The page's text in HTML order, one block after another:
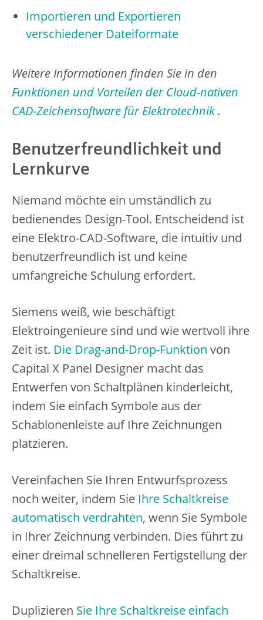
Importieren und Exportieren
verschiedener Dateiformate
Weitere Informationen finden Sie in den
Funktionen und Vorteilen der Cloud-nativen
CAD-Zeichensoftware für Elektrotechnik.
Benutzerfreundlichkeit und
Lernkurve
Niemand möchte ein umständlich zu
bedienendes Design-Tool. Entscheidend ist
eine Elektro-CAD-Software, die intuitiv und
benutzerfreundlich ist und keine
umfangreiche Schulung erfordert.
Siemens weiß, wie beschäftigt
Elektroingenieure sind und wie wertvoll ihre
Zeit ist. Die Drag-and-Drop-Funktion von
Capital X Panel Designer macht das
Entwerfen von Schaltplänen kinderleicht,
indem Sie einfach Symbole aus der
Schablonenleiste auf Ihre Zeichnungen
platzieren.
Vereinfachen Sie Ihren Entwurfsprozess
noch weiter, indem Sie Ihre Schaltkreise
automatisch verdrahten, wenn Sie Symbole
in Ihrer Zeichnung verbinden. Dies führt zu
einer dreimal schnelleren Fertigstellung der
Schaltkreise.
Duplizieren Sie Ihre Schaltkreise einfach